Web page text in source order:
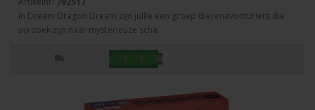
In Dream Dragon Dream zijn jullie een groep dierenavonturiers die
op zoek zijn naar mysterieuze scha..